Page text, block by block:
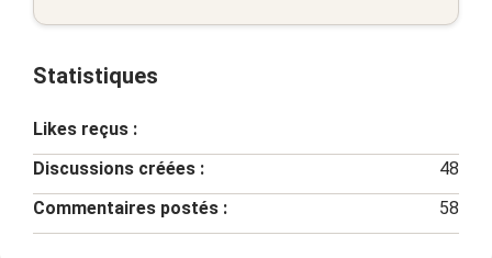
Statistiques
Likes reçus :
Discussions créées :
48
Commentaires postés :
58